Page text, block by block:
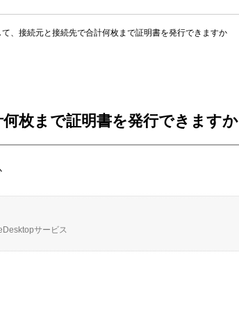
、接続元と接続先で合計何枚まで証明書を発行できますか
枚まで証明書を発行できますか
サービス